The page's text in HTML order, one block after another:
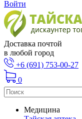
Войти
Доставка почтой
в любой город
+6 (691) 753-00-27
0
Медицина